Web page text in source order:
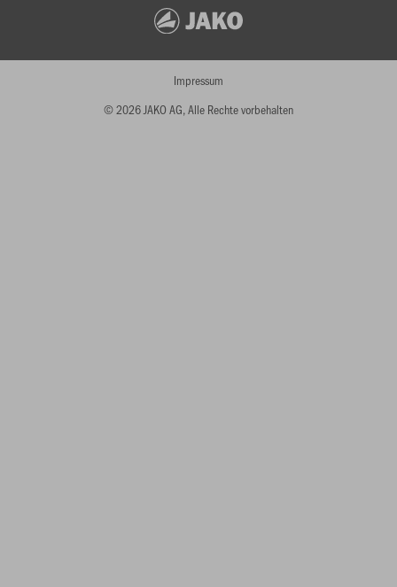
© 2026 JAKO AG, Alle Rechte vorbehalten
Impressum